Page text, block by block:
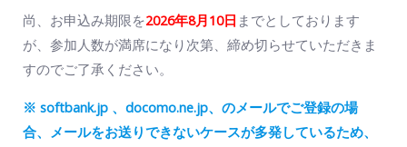
尚、お申込み期限を2026年8月10日 までとしております
が、参加人数が満席になり次第、締め切らせていただきま
すのでご了承ください。
※ softbank.jp 、docomo.ne.jp、のメールでご登録の場
合、メールをお送りできないケースが多発しているため、